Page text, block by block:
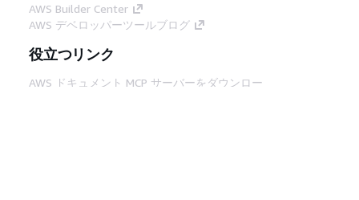
AWS Builder Center
AWS デベロッパーツールブログ
役立つリンク
AWS ドキュメント MCP サーバーをダウンロー